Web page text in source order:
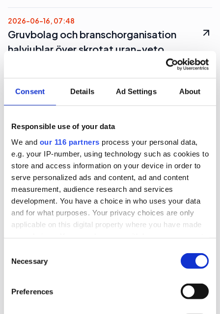
Consent Details Ad Settings About
Responsible use of your data
We and our 116 partners process your personal data,
e.g. your IP-number, using technology such as cookies to
store and access information on your device in order to
serve personalized ads and content, ad and content
measurement, audience research and services
development. You have a choice in who uses your data
and for what purposes. Your privacy choices are only
applicable on this digital property where you have made
the Privacy trigger icon.
Find out more about how your personal data is processed
and set your preferences in the
Selection
Necessary
Preferences
2026-06-16, 07:48
Gruvbolag och branschorganisation
halvjublar över skrotat uran-veto
Gruvindustrins branschorganisation pratar om
”ett steg framåt och två bakåt” när det gäller
andra metaller. Gruvföretaget District Metals
lovar att fortsätta att lobba för att uranbrytning
ska ske i Sverige.
Lobbying Opinionsbildning Politik
2026-06-16, 07:24
TCO och ST kritiska till regeringens
Den fackliga centralorganisationen TCO och
dess medlemsförbund ST är kritiska till att
riksdagen klubbade igenom propositionen Ett